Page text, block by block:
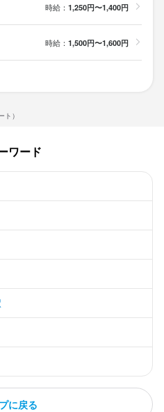
）
時給： 1,250円〜1,400円
時給： 1,500円〜1,600円
ワード
に戻る